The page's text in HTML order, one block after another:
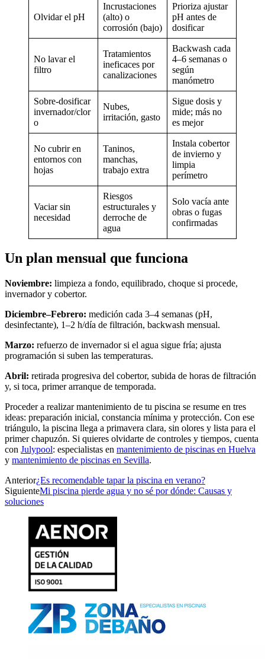
Olvidar el pH
Incrustaciones
(alto) o
corrosión (bajo)
Prioriza ajustar
pH antes de
dosificar
No lavar el
filtro
Tratamientos
ineficaces por
canalizaciones
Backwash cada
4–6 semanas o
según
manómetro
Sobre-dosificar
invernador/clor
o
Nubes,
irritación, gasto
Sigue dosis y
mide; más no
es mejor
No cubrir en
entornos con
hojas
Taninos,
manchas,
trabajo extra
Instala cobertor
de invierno y
limpia
perímetro
Vaciar sin
necesidad
Riesgos
estructurales y
derroche de
agua
Solo vacía ante
obras o fugas
confirmadas
Un plan mensual que funciona
Noviembre: limpieza a fondo, equilibrado, choque si procede,
invernador y cobertor.
Diciembre–Febrero: medición cada 3–4 semanas (pH,
desinfectante), 1–2 h/día de filtración, backwash mensual.
Marzo: refuerzo de invernador si el agua sigue fría; ajusta
programación si suben las temperaturas.
Abril: retirada progresiva del cobertor, subida de horas de filtración
y, si toca, primer arranque de temporada.
Proceder a realizar mantenimiento de tu piscina se resume en tres
ideas: preparación inicial, constancia mínima y protección. Con ese
triángulo, la piscina llega a primavera clara, sin olores y lista para el
primer chapuzón. Si quieres olvidarte de controles y tiempos, cuenta
con Julypool: especialistas en mantenimiento de piscinas en Huelva
y mantenimiento de piscinas en Sevilla.
Anterior¿Es recomendable tapar la piscina en verano?
SiguienteMi piscina pierde agua y no sé por dónde: Causas y
soluciones